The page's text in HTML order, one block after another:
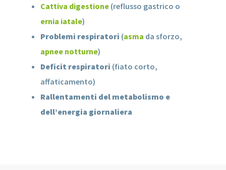
Cattiva digestione (reflusso gastrico o
ernia iatale)
Problemi respiratori (asma da sforzo,
apnee notturne)
Deficit respiratori (fiato corto,
affaticamento)
Rallentamenti del metabolismo e
dell’energia giornaliera